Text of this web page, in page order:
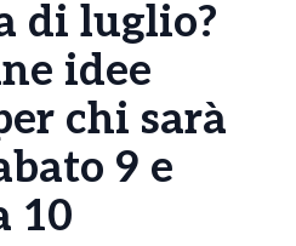
di luglio?
idee
chi sarà
9 e
10